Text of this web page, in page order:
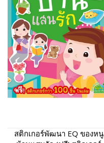
สติกเกอร์พัฒนา EQ ของหนู